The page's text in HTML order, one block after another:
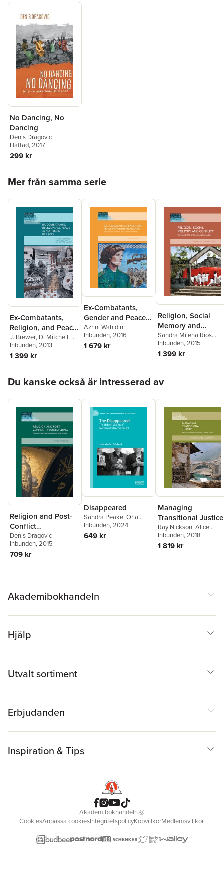
No Dancing, No
Dancing
Denis Dragovic
Häftad, 2017
299 kr
Mer från samma serie
Ex-Combatants,
Religion, and Peace
in Northern Ireland
J. Brewer, D. Mitchell, G.
Leavey
Inbunden, 2013
1 399 kr
Ex-Combatants,
Gender and Peace
in Northern Ireland
Azrini Wahidin
Inbunden, 2016
1 679 kr
Religion, Social
Memory and
Conflict
Sandra Milena Rios
Oyola
Inbunden, 2015
1 399 kr
Du kanske också är intresserad av
Religion and Post-
Conflict
Statebuilding
Denis Dragovic
Inbunden, 2015
709 kr
Disappeared
Sandra Peake,Orla
Lynch
Inbunden, 2024
649 kr
Managing
Transitional Justice
Ray Nickson,Alice
Neikirk
Inbunden, 2018
1 819 kr
Akademibokhandeln
Hjälp
Utvalt sortiment
Erbjudanden
Inspiration & Tips
Akademibokhandeln@
CookiesAnpassa cookiesIntegritetspolicyKöpvillkorMedlemsvillkor